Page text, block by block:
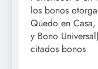
los bonos
Quedo en
y Bono
citados bonos